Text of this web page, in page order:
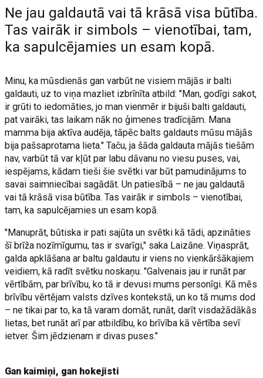
Ne jau galdautā vai tā krāsā visa būtība.
Tas vairāk ir simbols – vienotībai, tam,
ka sapulcējamies un esam kopā.
Minu, ka mūsdienās gan varbūt ne visiem mājās ir balti
galdauti, uz to viņa mazliet izbrīnīta atbild: "Man, godīgi sakot,
ir grūti to iedomāties, jo man vienmēr ir bijuši balti galdauti,
pat vairāki, tas laikam nāk no ģimenes tradīcijām. Mana
mamma bija aktīva audēja, tāpēc balts galdauts mūsu mājās
bija pašsaprotama lieta." Taču, ja šāda galdauta mājās tiešām
nav, varbūt tā var kļūt par labu dāvanu no viesu puses, vai,
iespējams, kādam tieši šie svētki var būt pamudinājums to
savai saimniecībai sagādāt. Un patiesībā – ne jau galdautā
vai tā krāsā visa būtība. Tas vairāk ir simbols – vienotībai,
tam, ka sapulcējamies un esam kopā.
"Manuprāt, būtiska ir pati sajūta un svētki kā tādi, apzināties
šī brīža nozīmīgumu, tas ir svarīgi," saka Laizāne. Viņasprāt,
galda apklāšana ar baltu galdautu ir viens no vienkāršākajiem
veidiem, kā radīt svētku noskaņu. "Galvenais jau ir runāt par
vērtībām, par brīvību, ko tā ir devusi mums personīgi. Kā mēs
brīvību vērtējam valsts dzīves kontekstā, un ko tā mums dod
– ne tikai par to, ka tā varam domāt, runāt, darīt visdažādākās
lietas, bet runāt arī par atbildību, ko brīvība kā vērtība sevī
ietver. Šim jēdzienam ir divas puses."
Gan kaimiņi, gan hokejisti